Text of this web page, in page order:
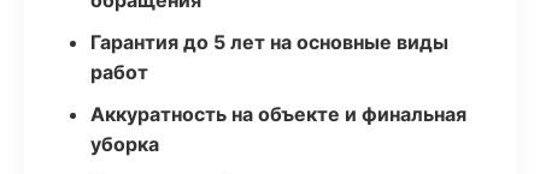
Гарантия до 5 лет на основные виды
работ
Аккуратность на объекте и финальная
уборка